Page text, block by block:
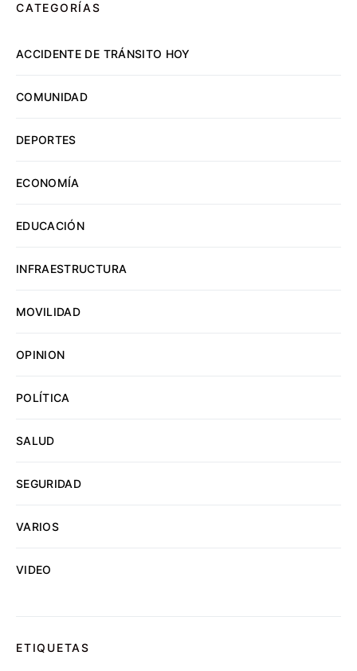
CATEGORÍAS
ACCIDENTE DE TRÁNSITO HOY
COMUNIDAD
DEPORTES
ECONOMÍA
EDUCACIÓN
INFRAESTRUCTURA
MOVILIDAD
OPINION
POLÍTICA
SALUD
SEGURIDAD
VARIOS
VIDEO
ETIQUETAS